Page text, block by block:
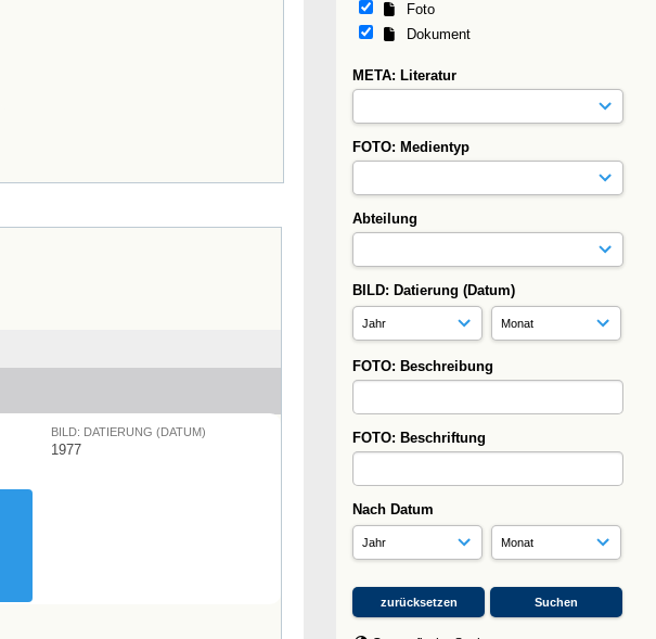
Foto
Dokument
META: Literatur
FOTO: Medientyp
Abteilung
BILD: Datierung (Datum)
FOTO: Beschreibung
FOTO: Beschriftung
Nach Datum
BILD: DATIERUNG (DATUM)
1977